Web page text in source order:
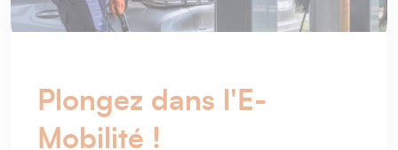
Plongez dans l'E-
Mobilité !